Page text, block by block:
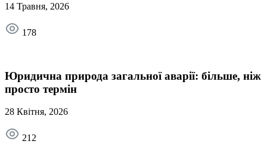
14 Травня, 2026
178
Юридична природа загальної аварії: більше, ніж
просто термін
28 Квітня, 2026
212